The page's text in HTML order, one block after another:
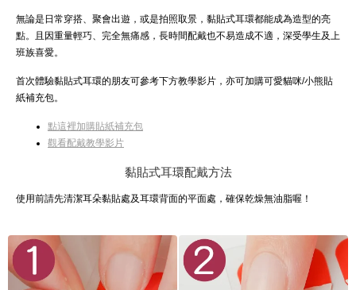
無論是日常穿搭、聚會出遊，或是拍照取景，黏貼式耳環都能成為造型的亮
點。且因重量輕巧、完全無痛感，長時間配戴也不易造成不適，深受學生及上
班族喜愛。
首次體驗黏貼式耳環的朋友可參考下方教學影片，亦可加購可愛貓咪/小熊貼
紙補充包。
點這裡加購貼紙補充包
觀看配戴教學影片
黏貼式耳環配戴方法
使用前請先清潔耳朵黏貼處及耳環背面的平面處，確保乾燥無油脂喔！